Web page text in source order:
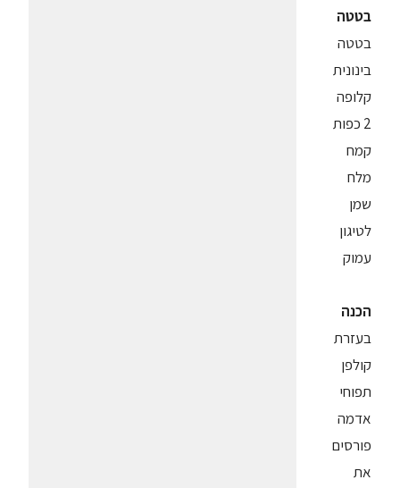
בטטה
בטטה
בינונית
קלופה
2 כפות
קמח
מלח
שמן
לטיגון
עמוק
הכנה
בעזרת
קולפן
תפוחי
אדמה
פורסים
את